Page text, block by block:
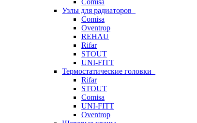
Comisa
Узлы для радиаторов
Comisa
Oventrop
REHAU
Rifar
STOUT
UNI-FITT
Термостатические головки
Rifar
STOUT
Comisa
UNI-FITT
Oventrop